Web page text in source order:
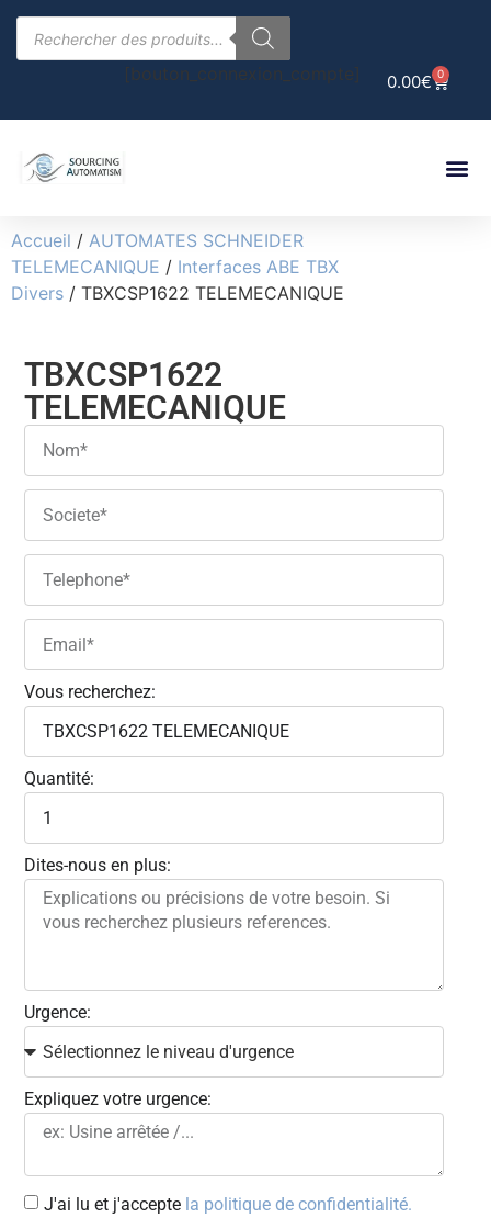
0.00€ 0
[bouton_connexion_compte]
Accueil / AUTOMATES SCHNEIDER
TELEMECANIQUE / Interfaces ABE TBX
Divers / TBXCSP1622 TELEMECANIQUE
TBXCSP1622
TELEMECANIQUE
Vous recherchez:
Quantité:
Dites-nous en plus:
Urgence:
Expliquez votre urgence:
J'ai lu et j'accepte la politique de confidentialité.